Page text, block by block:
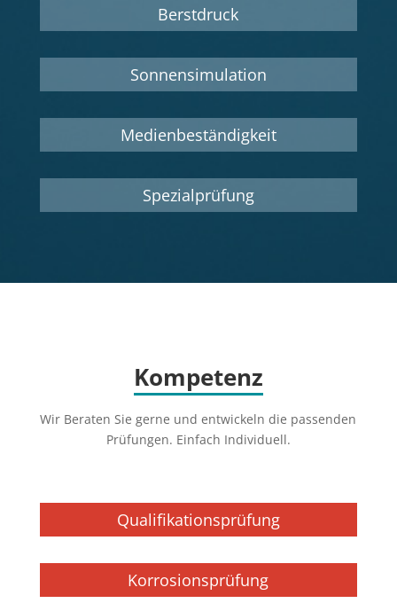
Berstdruck
Sonnensimulation
Medienbeständigkeit
Spezialprüfung
Kompetenz
Wir Beraten Sie gerne und entwickeln die passenden
Prüfungen. Einfach Individuell.
Qualifikationsprüfung
Korrosionsprüfung